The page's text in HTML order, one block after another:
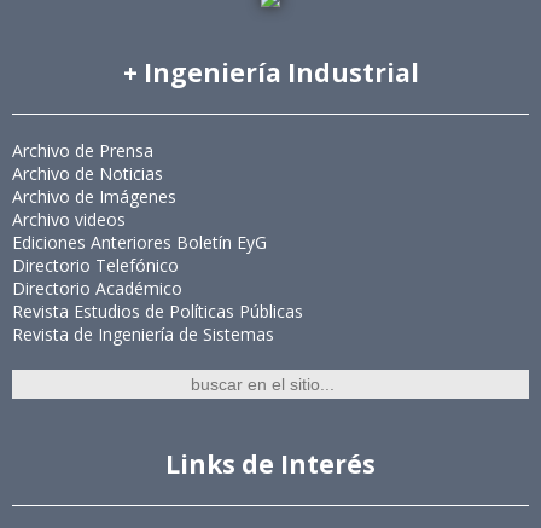
+ Ingeniería Industrial
Archivo de Prensa
Archivo de Noticias
Archivo de Imágenes
Archivo videos
Ediciones Anteriores Boletín EyG
Directorio Telefónico
Directorio Académico
Revista Estudios de Políticas Públicas
Revista de Ingeniería de Sistemas
Links de Interés